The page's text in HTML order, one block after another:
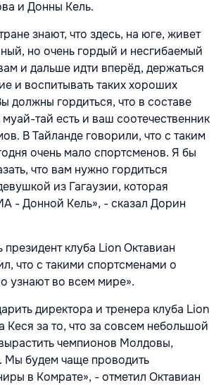
и Донны Кель.
знают, что здесь, на юге, живет
но очень гордый и несгибаемый
и дальше идти вперёд, держаться
и воспитывать таких хороших
должны гордиться, что в составе
тай есть и ваш соотечественник
В Тайланде говорили, что с таким
очень мало спортсменов. Я бы
что вам нужно гордиться
из Гагаузии, которая
- Донной Кель», - сказал Дорин
клуба Lion Октавиан
что с такими спортсменами о
узнают во всем мире».
директора и тренера клуба Lion
Кеся за то, что за совсем небольшой
чемпионов Молдовы,
Мы будем чаще проводить
в Комрате», - отметил Октавиан